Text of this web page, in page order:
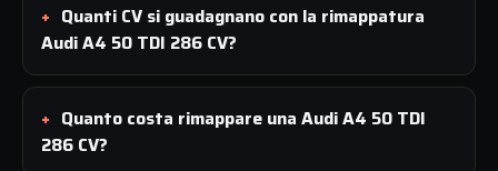
Quanti CV si guadagnano con la rimappatura
Audi A4 50 TDI 286 CV?
Quanto costa rimappare una Audi A4 50 TDI
286 CV?